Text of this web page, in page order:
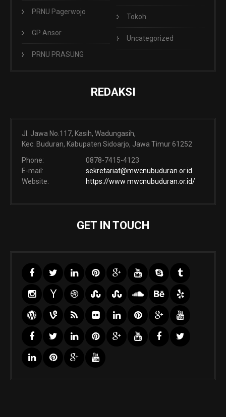
PRNU Pagerwojo
GP Ansor
PRNU PRASUNG
Tokoh
Uncategorized
REDAKSI
Jl. Jawa No.117, Kasih, Wadungasih,
Kec. Buduran, Kabupaten Sidoarjo, Jawa Timur 61252
Phone:
0878-7415-4123
E-mail:
sekretariat@mwcnubuduran.or.id
Website:
https://www mwcnubuduran.or.id/
GET IN TOUCH